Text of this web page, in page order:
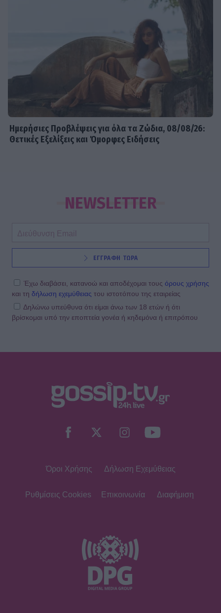
Ημερήσιες Προβλέψεις για όλα τα Ζώδια, 08/08/26:
Θετικές Εξελίξεις και Όμορφες Ειδήσεις
NEWSLETTER
ΕΓΓΡΑΦΗ ΤΩΡΑ
Έχω διαβάσει, κατανοώ και αποδέχομαι τους όρους χρήσης
και τη δήλωση εχεμύθειας του ιστοτόπου της εταιρείας
Δηλώνω υπεύθυνα ότι είμαι άνω των 18 ετών ή ότι
βρίσκομαι υπό την εποπτεία γονέα ή κηδεμόνα ή επιτρόπου
Όροι Χρήσης Δήλωση Εχεμύθειας
Ρυθμίσεις Cookies Επικοινωνία Διαφήμιση